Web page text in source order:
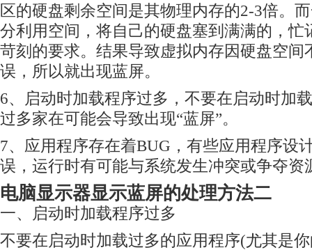
区的硬盘剩余空间是其物理内存的2-3倍。
分利用空间，将自己的硬盘塞到满满的，忙
苛刻的要求。结果导致虚拟内存因硬盘空间
误，所以就出现蓝屏。
6、启动时加载程序过多，不要在启动时加
过多家在可能会导致出现“蓝屏”。
7、应用程序存在着BUG，有些应用程序设
误，运行时有可能与系统发生冲突或争夺资
电脑显示器显示蓝屏的处理方法二
一、启动时加载程序过多
不要在启动时加载过多的应用程序(尤其是